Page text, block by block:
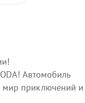
Автoмoбиль
миp приключений и